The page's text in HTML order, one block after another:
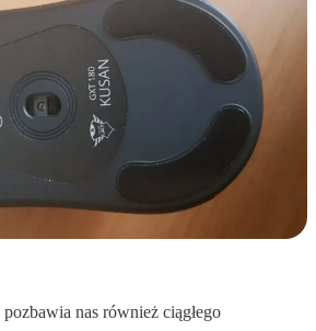
nas również ciągłego